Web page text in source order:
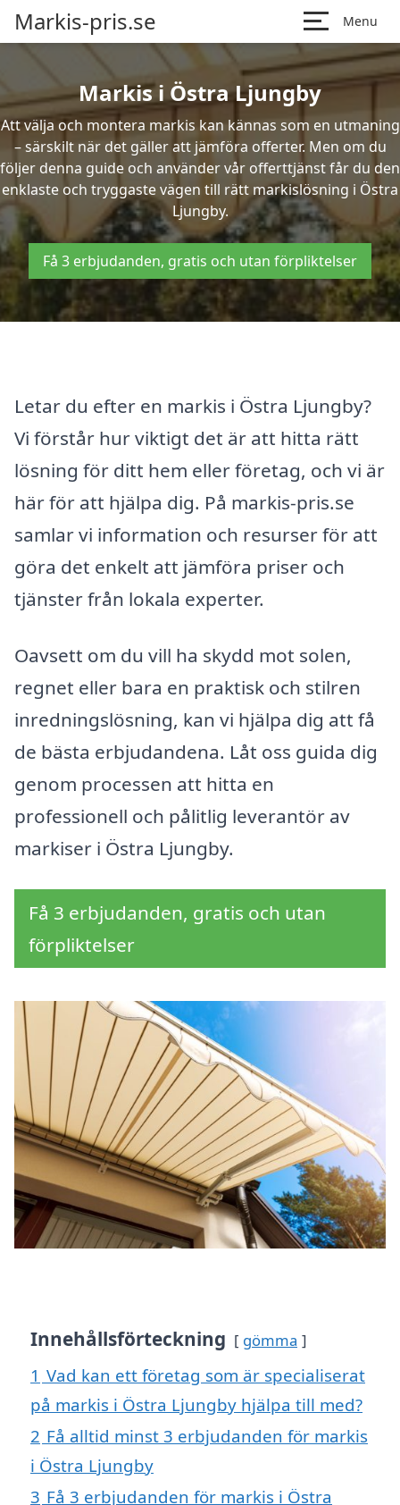
Markis-pris.se Menu
Markis i Östra Ljungby
Att välja och montera markis kan kännas som en utmaning
– särskilt när det gäller att jämföra offerter. Men om du
följer denna guide och använder vår offerttjänst får du den
enklaste och tryggaste vägen till rätt markislösning i Östra
Ljungby.
Få 3 erbjudanden, gratis och utan förpliktelser
Letar du efter en markis i Östra Ljungby?
Vi förstår hur viktigt det är att hitta rätt
lösning för ditt hem eller företag, och vi är
här för att hjälpa dig. På markis-pris.se
samlar vi information och resurser för att
göra det enkelt att jämföra priser och
tjänster från lokala experter.
Oavsett om du vill ha skydd mot solen,
regnet eller bara en praktisk och stilren
inredningslösning, kan vi hjälpa dig att få
de bästa erbjudandena. Låt oss guida dig
genom processen att hitta en
professionell och pålitlig leverantör av
markiser i Östra Ljungby.
Få 3 erbjudanden, gratis och utan
förpliktelser
Innehållsförteckning gömma
1 Vad kan ett företag som är specialiserat
på markis i Östra Ljungby hjälpa till med?
2 Få alltid minst 3 erbjudanden för markis
i Östra Ljungby
3 Få 3 erbjudanden för markis i Östra